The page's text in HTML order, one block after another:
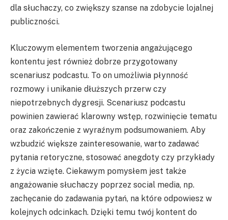
dla słuchaczy, co zwiększy szanse na zdobycie lojalnej
publiczności.
Kluczowym elementem tworzenia angażującego
kontentu jest również dobrze przygotowany
scenariusz podcastu. To on umożliwia płynność
rozmowy i unikanie dłuższych przerw czy
niepotrzebnych dygresji. Scenariusz podcastu
powinien zawierać klarowny wstęp, rozwinięcie tematu
oraz zakończenie z wyraźnym podsumowaniem. Aby
wzbudzić większe zainteresowanie, warto zadawać
pytania retoryczne, stosować anegdoty czy przykłady
z życia wzięte. Ciekawym pomysłem jest także
angażowanie słuchaczy poprzez social media, np.
zachęcanie do zadawania pytań, na które odpowiesz w
kolejnych odcinkach. Dzięki temu twój kontent do